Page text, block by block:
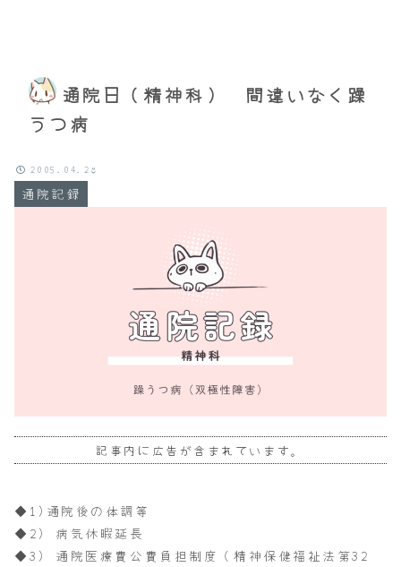
通院日（精神科） 間違いなく躁
うつ病
通院記録
2005.04.28
記事内に広告が含まれています。
◆1)通院後の体調等
◆2) 病気休暇延長
◆3) 通院医療費公費負担制度（精神保健福祉法第32